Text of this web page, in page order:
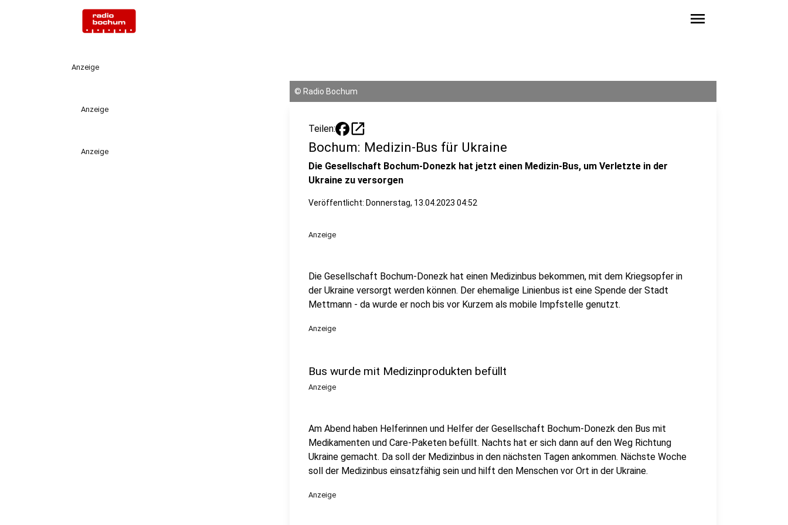
menu
Anzeige
Anzeige
Anzeige
© Radio Bochum
Teilen: open_in_new
Bochum: Medizin-Bus für Ukraine
Die Gesellschaft Bochum-Donezk hat jetzt einen Medizin-Bus, um Verletzte in der
Ukraine zu versorgen
Veröffentlicht: Donnerstag, 13.04.2023 04:52
Anzeige
Die Gesellschaft Bochum-Donezk hat einen Medizinbus bekommen, mit dem Kriegsopfer in
der Ukraine versorgt werden können. Der ehemalige Linienbus ist eine Spende der Stadt
Mettmann - da wurde er noch bis vor Kurzem als mobile Impfstelle genutzt.
Anzeige
Bus wurde mit Medizinprodukten befüllt
Anzeige
Am Abend haben Helferinnen und Helfer der Gesellschaft Bochum-Donezk den Bus mit
Medikamenten und Care-Paketen befüllt. Nachts hat er sich dann auf den Weg Richtung
Ukraine gemacht. Da soll der Medizinbus in den nächsten Tagen ankommen. Nächste Woche
soll der Medizinbus einsatzfähig sein und hilft den Menschen vor Ort in der Ukraine.
Anzeige